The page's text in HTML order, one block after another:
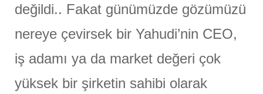
değildi.. Fakat günümüzde gözümüzü
nereye çevirsek bir Yahudi’nin CEO,
iş adamı ya da market değeri çok
yüksek bir şirketin sahibi olarak